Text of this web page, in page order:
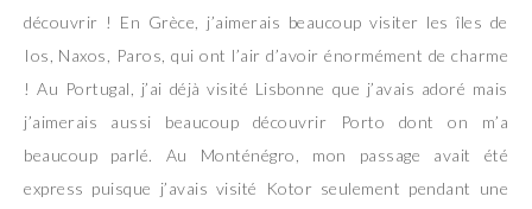
découvrir ! En Grèce, j’aimerais beaucoup visiter les îles de
Ios, Naxos, Paros, qui ont l’air d’avoir énormément de charme
! Au Portugal, j’ai déjà visité Lisbonne que j’avais adoré mais
j’aimerais aussi beaucoup découvrir Porto dont on m’a
beaucoup parlé. Au Monténégro, mon passage avait été
express puisque j’avais visité Kotor seulement pendant une